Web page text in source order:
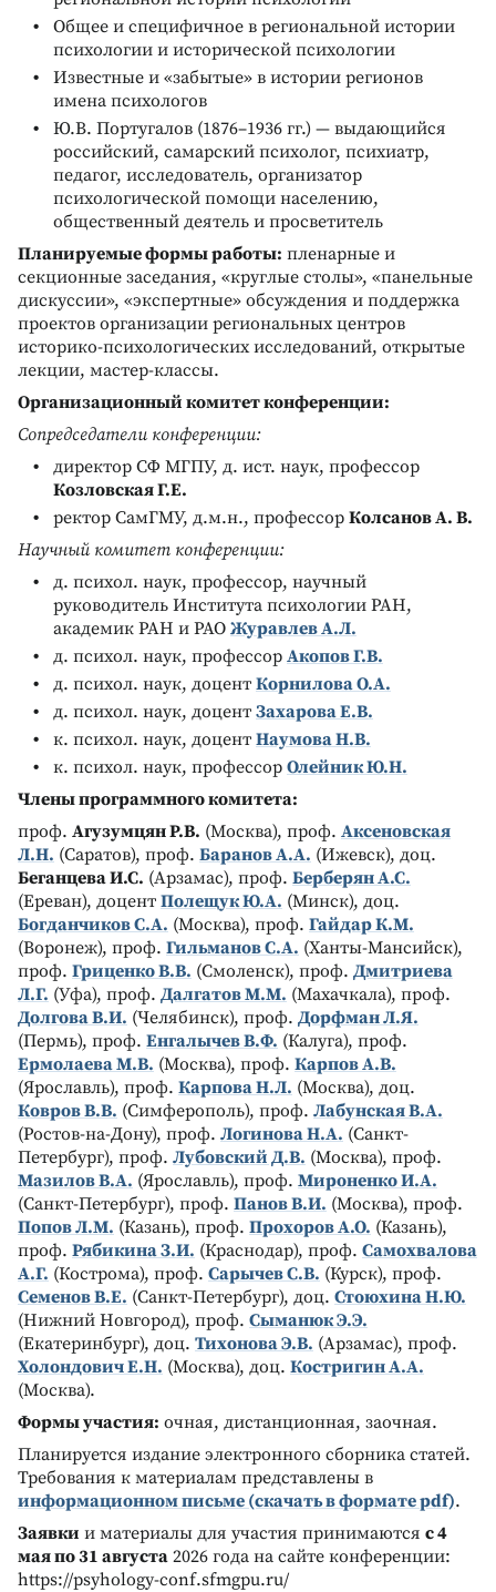
Общее и специфичное в региональной истории
психологии и исторической психологии
Известные и «забытые» в истории регионов
имена психологов
Ю.В. Португалов (1876–1936 гг.) — выдающийся
российский, самарский психолог, психиатр,
педагог, исследователь, организатор
психологической помощи населению,
общественный деятель и просветитель
Планируемые формы работы: пленарные и
секционные заседания, «круглые столы», «панельные
дискуссии», «экспертные» обсуждения и поддержка
проектов организации региональных центров
историко-психологических исследований, открытые
лекции, мастер-классы.
Организационный комитет конференции:
Сопредседатели конференции:
директор СФ МГПУ, д. ист. наук, профессор
Козловская Г.Е.
ректор СамГМУ, д.м.н., профессор Колсанов А. В.
Научный комитет конференции:
д. психол. наук, профессор, научный
руководитель Института психологии РАН,
академик РАН и РАО Журавлев А.Л.
д. психол. наук, профессор Акопов Г.В.
д. психол. наук, доцент Корнилова О.А.
д. психол. наук, доцент Захарова Е.В.
к. психол. наук, доцент Наумова Н.В.
к. психол. наук, профессор Олейник Ю.Н.
Члены программного комитета:
проф. Агузумцян Р.В. (Москва), проф. Аксеновская
Л.Н. (Саратов), проф. Баранов А.А. (Ижевск), доц.
Беганцева И.С. (Арзамас), проф. Берберян А.С.
(Ереван), доцент Полещук Ю.А. (Минск), доц.
Богданчиков С.А. (Москва), проф. Гайдар К.М.
(Воронеж), проф. Гильманов С.А. (Ханты-Мансийск),
проф. Гриценко В.В. (Смоленск), проф. Дмитриева
Л.Г. (Уфа), проф. Далгатов М.М. (Махачкала), проф.
Долгова В.И. (Челябинск), проф. Дорфман Л.Я.
(Пермь), проф. Енгалычев В.Ф. (Калуга), проф.
Ермолаева М.В. (Москва), проф. Карпов А.В.
(Ярославль), проф. Карпова Н.Л. (Москва), доц.
Ковров В.В. (Симферополь), проф. Лабунская В.А.
(Ростов-на-Дону), проф. Логинова Н.А. (Санкт-
Петербург), проф. Лубовский Д.В. (Москва), проф.
Мазилов В.А. (Ярославль), проф. Мироненко И.А.
(Санкт-Петербург), проф. Панов В.И. (Москва), проф.
Попов Л.М. (Казань), проф. Прохоров А.О. (Казань),
проф. Рябикина З.И. (Краснодар), проф. Самохвалова
А.Г. (Кострома), проф. Сарычев С.В. (Курск), проф.
Семенов В.Е. (Санкт-Петербург), доц. Стоюхина Н.Ю.
(Нижний Новгород), проф. Сыманюк Э.Э.
(Екатеринбург), доц. Тихонова Э.В. (Арзамас), проф.
Холондович Е.Н. (Москва), доц. Костригин А.А.
(Москва).
Формы участия: очная, дистанционная, заочная.
Планируется издание электронного сборника статей.
Требования к материалам представлены в
информационном письме (скачать в формате pdf).
Заявки и материалы для участия принимаются c 4
мая по 31 августа 2026 года на сайте конференции:
https://psyhology-conf.sfmgpu.ru/